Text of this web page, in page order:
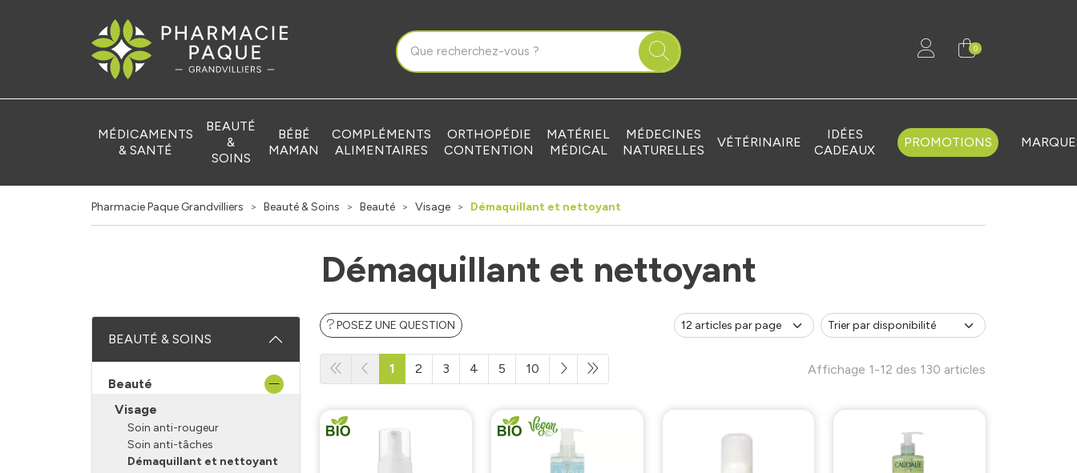
Pharmacie Paque Grandvilliers Votre pharmacie en ligne à votre service
0
MÉDICAMENTS
& SANTÉ
BEAUTÉ
&
SOINS
BÉBÉ
MAMAN
COMPLÉMENTS
ALIMENTAIRES
ORTHOPÉDIE
CONTENTION
MATÉRIEL
MÉDICAL
MÉDECINES
NATURELLES
VÉTÉRINAIRE
IDÉES
CADEAUX
PROMOTIONS
Pharmacie Paque Grandvilliers Beauté & Soins Beauté Visage Démaquillant et nettoyant
Démaquillant et nettoyant
POSEZ UNE QUESTION
Affichage 1-12 des 130 articles
1 2 3 4 5 10
BEAUTÉ & SOINS
Beauté
Visage
Soin anti-rougeur
Soin anti-tâches
Démaquillant et nettoyant